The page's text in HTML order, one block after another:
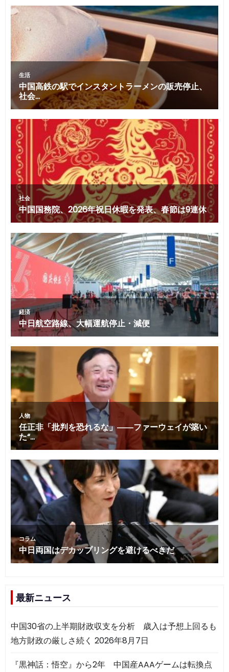
最新ニュース
中国30省の上半期財政収支を分析 歳入は予想上回るも
地方財政の厳しさ続く 2026年8月7日
『黒神話：悟空』から2年 中国産AAAゲームは転換点